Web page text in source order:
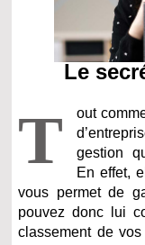
Le
T
out
gestion
En effet,
vous permet de
pouvez donc lui
classement de